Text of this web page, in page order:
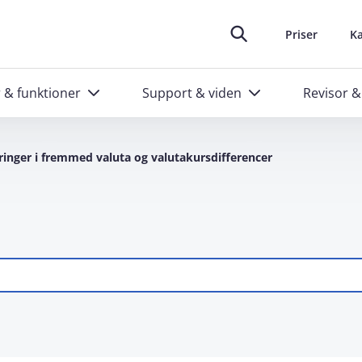
Header top
Priser
& funktioner Support & viden Revisor
i fremmed valuta og valutakursdifferencer